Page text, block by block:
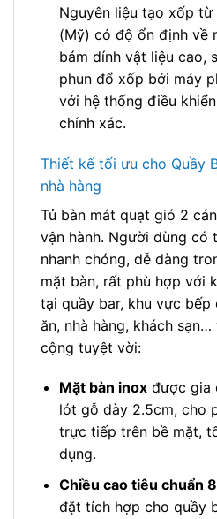
Nguyên liệu tạo xốp từ
(Mỹ) có độ ổn định về
bám dính vật liệu cao,
phun đổ xốp bởi máy
với hệ thống điều
chính xác.
Thiết kế tối ưu cho Quầy
nhà hàng
Tủ bàn mát quạt gió 2
vận hành. Người dùng có
nhanh chóng, dễ dàng
mặt bàn, rất phù hợp với
tại quầy bar, khu vực bếp
ăn, nhà hàng, khách
cộng tuyệt vời:
Mặt bàn inoxđược gia
lót gỗ dày 2.5cm, cho
trực tiếp trên bề mặt,
dụng.
Chiều cao tiêu chuẩn
đặt tích hợp cho quầy